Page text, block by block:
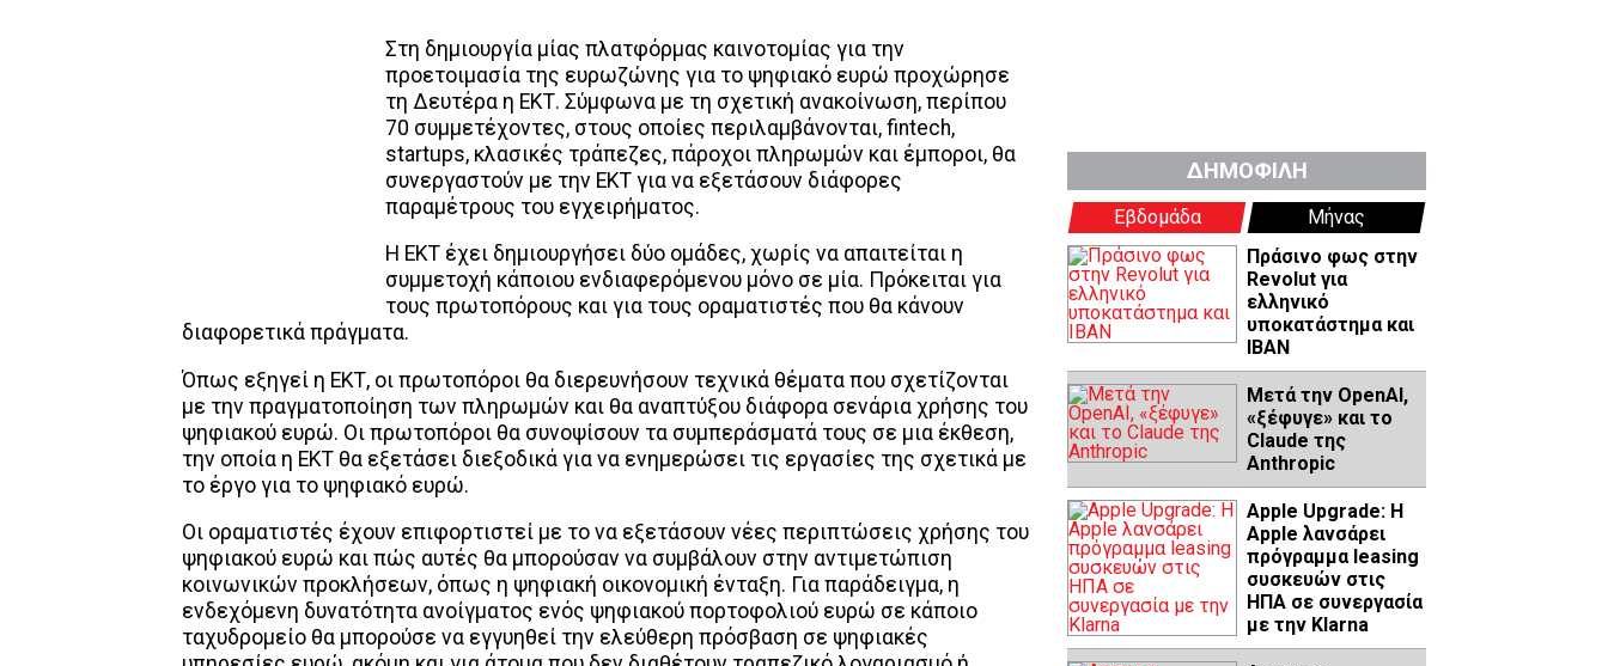
Στη δημιουργία μίας πλατφόρμας καινοτομίας για την
προετοιμασία της ευρωζώνης για το ψηφιακό ευρώ προχώρησε
τη Δευτέρα η ΕΚΤ. Σύμφωνα με τη σχετική ανακοίνωση, περίπου
70 συμμετέχοντες, στους οποίες περιλαμβάνονται, fintech,
startups, κλασικές τράπεζες, πάροχοι πληρωμών και έμποροι, θα
συνεργαστούν με την ΕΚΤ για να εξετάσουν διάφορες
παραμέτρους του εγχειρήματος.
Η ΕΚΤ έχει δημιουργήσει δύο ομάδες, χωρίς να απαιτείται η
συμμετοχή κάποιου ενδιαφερόμενου μόνο σε μία. Πρόκειται για
τους πρωτοπόρους και για τους οραματιστές που θα κάνουν
διαφορετικά πράγματα.
Όπως εξηγεί η ΕΚΤ, οι πρωτοπόροι θα διερευνήσουν τεχνικά θέματα που σχετίζονται
με την πραγματοποίηση των πληρωμών και θα αναπτύξου διάφορα σενάρια χρήσης του
ψηφιακού ευρώ. Οι πρωτοπόροι θα συνοψίσουν τα συμπεράσματά τους σε μια έκθεση,
την οποία η ΕΚΤ θα εξετάσει διεξοδικά για να ενημερώσει τις εργασίες της σχετικά με
το έργο για το ψηφιακό ευρώ.
Οι οραματιστές έχουν επιφορτιστεί με το να εξετάσουν νέες περιπτώσεις χρήσης του
ψηφιακού ευρώ και πώς αυτές θα μπορούσαν να συμβάλουν στην αντιμετώπιση
κοινωνικών προκλήσεων, όπως η ψηφιακή οικονομική ένταξη. Για παράδειγμα, η
ενδεχόμενη δυνατότητα ανοίγματος ενός ψηφιακού πορτοφολιού ευρώ σε κάποιο
ταχυδρομείο θα μπορούσε να εγγυηθεί την ελεύθερη πρόσβαση σε ψηφιακές
ΔΗΜΟΦΙΛΗ
Εβδομάδα
Μήνας
Πράσινο φως στην
Revolut για
ελληνικό
υποκατάστημα και
IBAN
Μετά την OpenAI,
«ξέφυγε» και το
Claude της
Anthropic
Apple Upgrade: Η
Apple λανσάρει
πρόγραμμα leasing
συσκευών στις
ΗΠΑ σε συνεργασία
με την Klarna